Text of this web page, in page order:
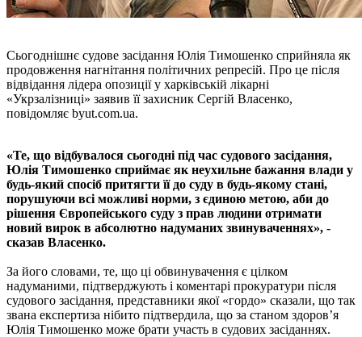
Сьогоднішнє судове засідання Юлія Тимошенко сприйняла як
продовження нагнітання політичних репресій. Про це після
відвідання лідера опозиції у харківській лікарні
«Укрзалізниці» заявив її захисник Сергій Власенко,
повідомляє byut.com.ua.
«Те, що відбувалося сьогодні під час судового засідання,
Юлія Тимошенко сприймає як неухильне бажання влади у
будь-який спосіб притягти її до суду в будь-якому стані,
порушуючи всі можливі норми, з єдиною метою, аби до
рішення Європейського суду з прав людини отримати
новий вирок в абсолютно надуманих звинуваченнях», -
сказав Власенко.
За його словами, те, що ці обвинувачення є цілком
надуманими, підтверджують і коментарі прокуратури після
судового засідання, представники якої «гордо» сказали, що так
звана експертиза нібито підтвердила, що за станом здоров’я
Юлія Тимошенко може брати участь в судових засіданнях.